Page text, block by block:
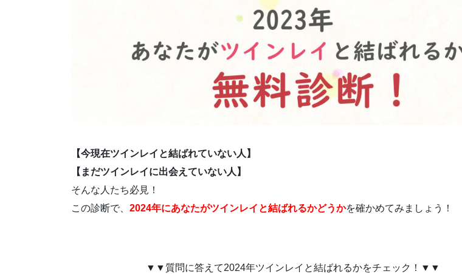
【今現在ツインレイと結ばれていない人】
【まだツインレイに出会えていない人】
そんな人たち必見！
この診断で、 2024年にあなたがツインレイと結ばれるかどうかを確かめてみましょう！
▼▼質問に答えて2024年ツインレイと結ばれるかをチェック！▼▼